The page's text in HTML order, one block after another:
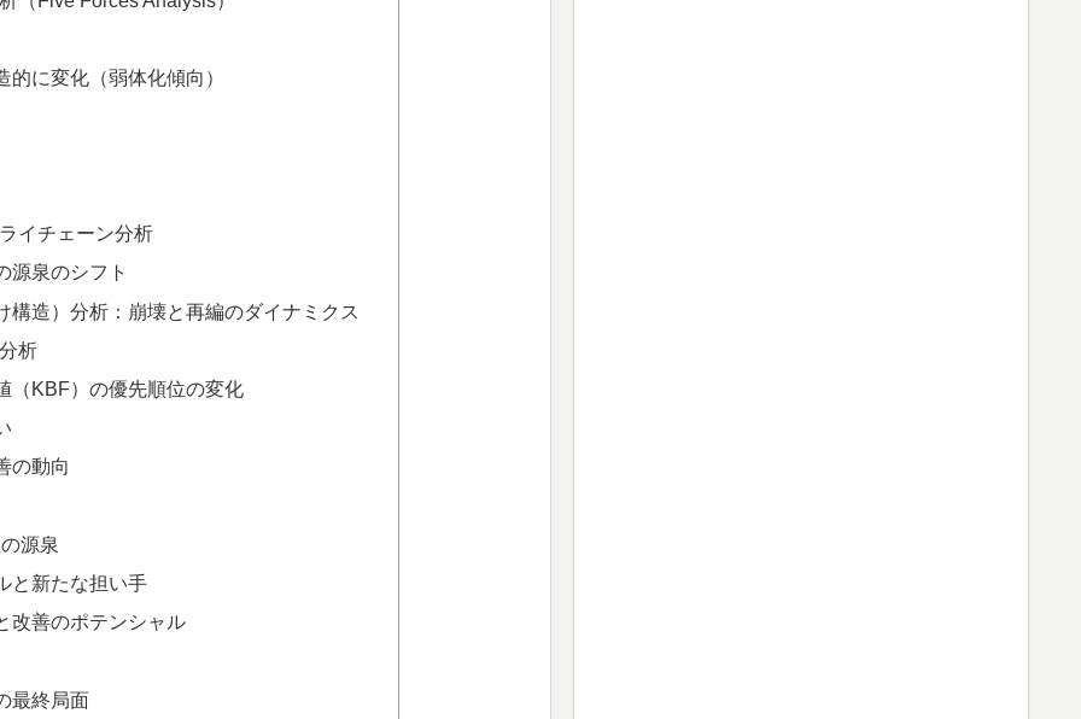
に変化（弱体化傾向）
イチェーン分析
源泉のシフト
構造）分析：崩壊と再編のダイナミクス
析
（KBF）の優先順位の変化
の動向
源泉
と新たな担い手
改善のポテンシャル
最終局面